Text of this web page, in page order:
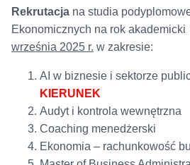
Rekrutacjana studia
Ekonomicznych na rok akademicki
września 2025 r. w zakresie:
AI w biznesie i sektorze
KIERUNEK
Audyt i kontrola wewnętrzna
Coaching menedżerski
Ekonomia – rachunkowość